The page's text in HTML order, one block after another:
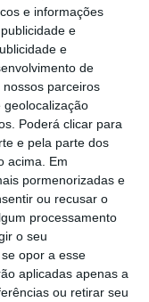
e informações
e
e
de
parceiros
geolocalização
Poderá clicar para
e pela parte dos
acima. Em
pormenorizadas e
ou recusar o
processamento
o seu
opor a esse
aplicadas apenas a
ou retirar seu
o mês de
26 a 28 leva
antigas.
outro dos
e decorrerá
Comer
e demonstra
os produtos